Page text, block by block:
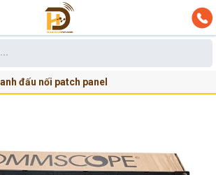
đấu nối patch panel